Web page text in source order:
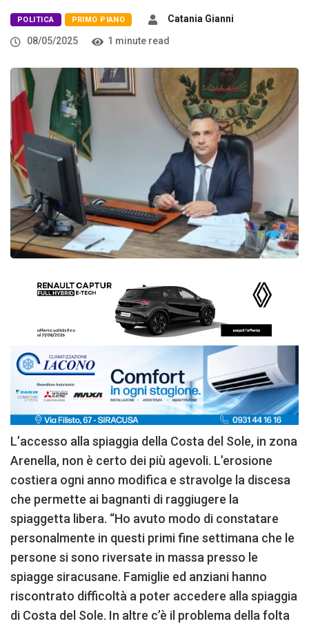
POLITICA PRIMO PIANO
Catania Gianni
08/05/2025
1 minute read
L’accesso alla spiaggia della Costa del Sole, in zona
Arenella, non è certo dei più agevoli. L’erosione
costiera ogni anno modifica e stravolge la discesa
che permette ai bagnanti di raggiugere la
spiaggetta libera. “Ho avuto modo di constatare
personalmente in questi primi fine settimana che le
persone si sono riversate in massa presso le
spiagge siracusane. Famiglie ed anziani hanno
riscontrato difficoltà a poter accedere alla spiaggia
di Costa del Sole. In altre c’è il problema della folta